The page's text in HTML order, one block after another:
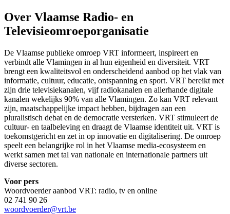
Over Vlaamse Radio- en
Televisieomroeporganisatie
De Vlaamse publieke omroep VRT informeert, inspireert en
verbindt alle Vlamingen in al hun eigenheid en diversiteit. VRT
brengt een kwaliteitsvol en onderscheidend aanbod op het vlak van
informatie, cultuur, educatie, ontspanning en sport. VRT bereikt met
zijn drie televisiekanalen, vijf radiokanalen en allerhande digitale
kanalen wekelijks 90% van alle Vlamingen. Zo kan VRT relevant
zijn, maatschappelijke impact hebben, bijdragen aan een
pluralistisch debat en de democratie versterken. VRT stimuleert de
cultuur- en taalbeleving en draagt de Vlaamse identiteit uit. VRT is
toekomstgericht en zet in op innovatie en digitalisering. De omroep
speelt een belangrijke rol in het Vlaamse media-ecosysteem en
werkt samen met tal van nationale en internationale partners uit
diverse sectoren.
Voor pers
Woordvoerder aanbod VRT: radio, tv en online
02 741 90 26
woordvoerder@vrt.be